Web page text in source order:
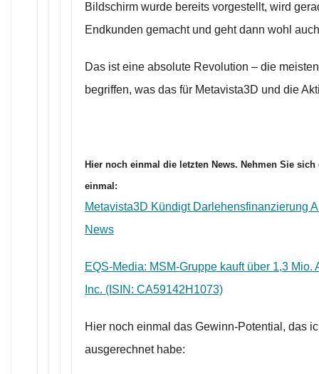
Bildschirm wurde bereits vorgestellt, wird
Endkunden gemacht und geht dann wohl
Das ist eine absolute Revolution – die
begriffen, was das für Metavista3D und die
Hier noch einmal die letzten News. Nehmen Sie
einmal:
Metavista3D Kündigt Darlehensfinanzierung
News
EQS-Media: MSM-Gruppe kauft über 1,3 Mio.
Inc. (ISIN: CA59142H1073)
Hier noch einmal das Gewinn-Potential, das
ausgerechnet habe: